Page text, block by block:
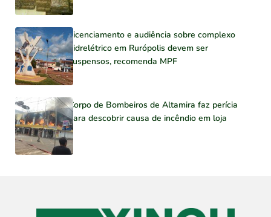
Licenciamento e audiência sobre complexo
hidrelétrico em Rurópolis devem ser
suspensos, recomenda MPF
Corpo de Bombeiros de Altamira faz perícia
para descobrir causa de incêndio em loja